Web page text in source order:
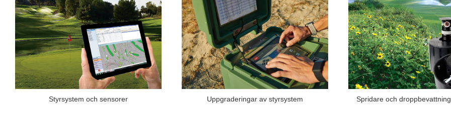
Styrsystem och sensorer Uppgraderingar av styrsystem Spridare och